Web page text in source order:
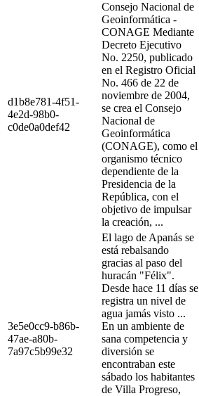
d1b8e781-4f51-
4e2d-98b0-
c0de0a0def42
Consejo Nacional de
Geoinformática -
CONAGE Mediante
Decreto Ejecutivo
No. 2250, publicado
en el Registro Oficial
No. 466 de 22 de
noviembre de 2004,
se crea el Consejo
Nacional de
Geoinformática
(CONAGE), como el
organismo técnico
dependiente de la
Presidencia de la
República, con el
objetivo de impulsar
la creación, ...
3e5e0cc9-b86b-
47ae-a80b-
7a97c5b99e32
El lago de Apanás se
está rebalsando
gracias al paso del
huracán "Félix".
Desde hace 11 días se
registra un nivel de
agua jamás visto ...
En un ambiente de
sana competencia y
diversión se
encontraban este
sábado los habitantes
de Villa Progreso,